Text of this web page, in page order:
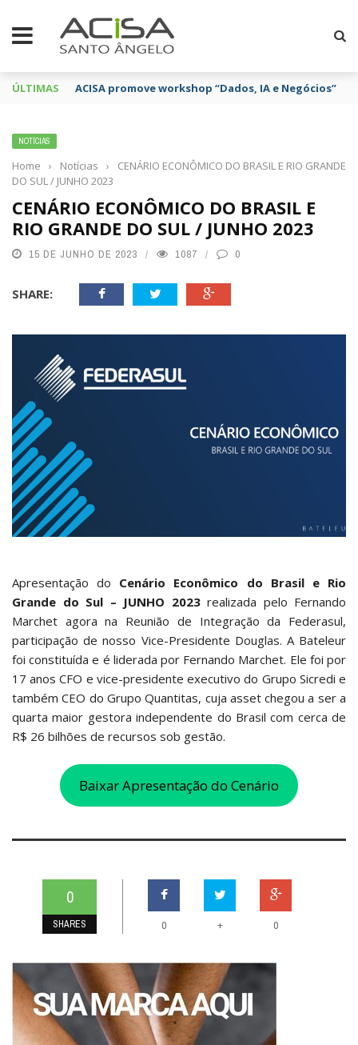
ÚLTIMAS ACISA promove workshop “Dados, IA e Negócios”
NOTÍCIAS
Home › Notícias ›
CENÁRIO ECONÔMICO DO BRASIL E RIO GRANDE
DO SUL / JUNHO 2023
CENÁRIO ECONÔMICO DO BRASIL E
RIO GRANDE DO SUL / JUNHO 2023
15 DE JUNHO DE 2023 1087 0
SHARE:
Apresentação do Cenário Econômico do Brasil e Rio
Grande do Sul – JUNHO 2023realizada pelo Fernando
Marchet agora na Reunião de Integração da Federasul,
participação de nosso Vice-Presidente Douglas. A Bateleur
foi constituída e é liderada por Fernando Marchet. Ele foi por
17 anos CFO e vice-presidente executivo do Grupo Sicredi e
também CEO do Grupo Quantitas, cuja asset chegou a ser a
quarta maior gestora independente do Brasil com cerca de
R$ 26 bilhões de recursos sob gestão.
Baixar Apresentação do Cenário
0
SHARES 0 + 0